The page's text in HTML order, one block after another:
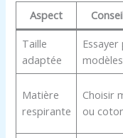
Aspect
Taille
adaptée
Essayer
Matière
respirante
Choisir
ou